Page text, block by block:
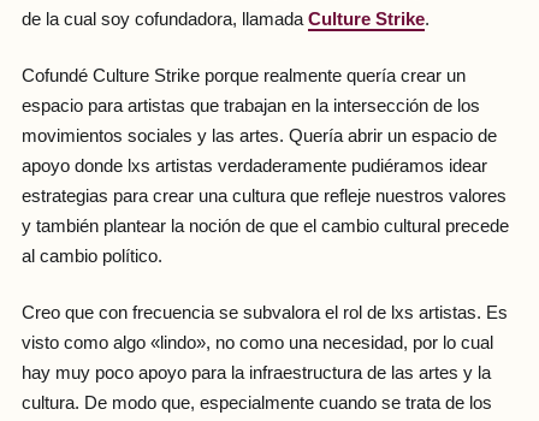
de la cual soy cofundadora, llamada Culture Strike.
Cofundé Culture Strike porque realmente quería crear un
espacio para artistas que trabajan en la intersección de los
movimientos sociales y las artes. Quería abrir un espacio de
apoyo donde lxs artistas verdaderamente pudiéramos idear
estrategias para crear una cultura que refleje nuestros valores
y también plantear la noción de que el cambio cultural precede
al cambio político.
Creo que con frecuencia se subvalora el rol de lxs artistas. Es
visto como algo «lindo», no como una necesidad, por lo cual
hay muy poco apoyo para la infraestructura de las artes y la
cultura. De modo que, especialmente cuando se trata de los